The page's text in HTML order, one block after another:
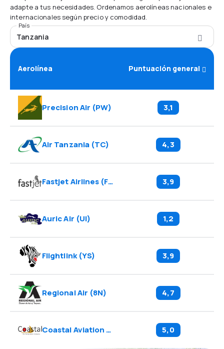
adapte a tus necesidades. Ordenamos aerolíneas nacionales e
internacionales según precio y comodidad.
País
Tanzania
Aerolínea Puntuación general
Precision Air (PW) 3,1
Air Tanzania(TC) 4,3
Fastjet Airlines (FN 3,9
Auric Air (UI) 1,2
Flightlink(YS) 3,9
Regional Air (8N) 4,7
Coastal Aviation CQ 5,0